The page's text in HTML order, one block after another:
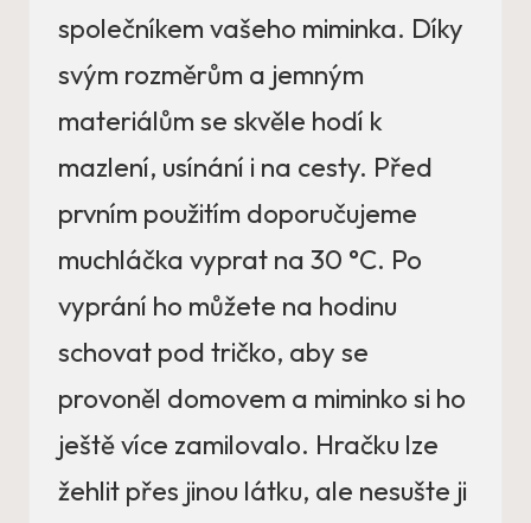
společníkem vašeho miminka. Díky
svým rozměrům a jemným
materiálům se skvěle hodí k
mazlení, usínání i na cesty. Před
prvním použitím doporučujeme
muchláčka vyprat na 30 °C. Po
vyprání ho můžete na hodinu
schovat pod tričko, aby se
provoněl domovem a miminko si ho
ještě více zamilovalo. Hračku lze
žehlit přes jinou látku, ale nesušte ji